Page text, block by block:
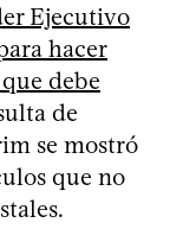
Ejecutivo
hacer
debe
de
se mostró
que no